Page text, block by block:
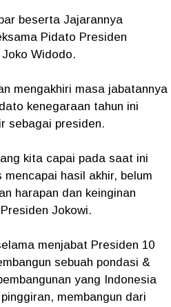
beserta Jajarannya
Pidato Presiden
Widodo.
mengakhiri masa jabatannya
kenegaraan tahun ini
sebagai presiden.
kita capai pada saat ini
hasil akhir, belum
harapan dan keinginan
Jokowi.
menjabat Presiden 10
sebuah pondasi &
yang Indonesia
membangun dari